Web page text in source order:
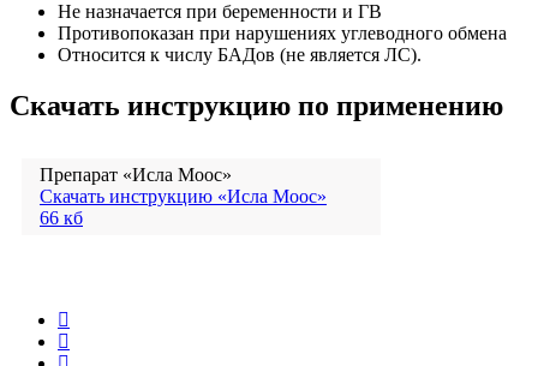
Не назначается при беременности и ГВ
Противопоказан при нарушениях углеводного обмена
Относится к числу БАДов (не является ЛС).
Скачать инструкцию по применению
Препарат «Исла Моос»
Скачать инструкцию «Исла Моос»
66 кб